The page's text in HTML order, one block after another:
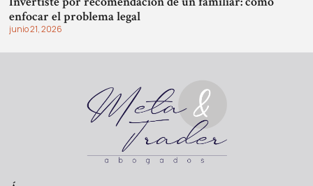
enfocar el problema legal
junio 21, 2026